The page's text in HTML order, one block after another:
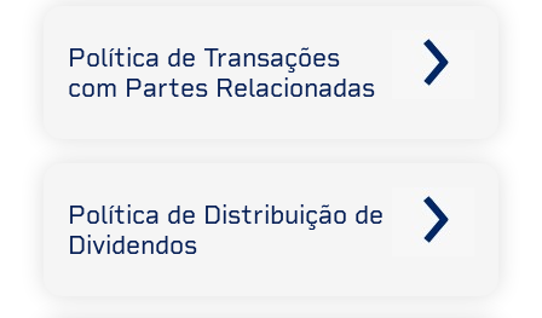
Política de Transações
com Partes Relacionadas
Política de Distribuição de
Dividendos